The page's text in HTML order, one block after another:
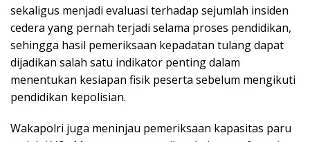
sekaligus menjadi evaluasi terhadap sejumlah insiden
cedera yang pernah terjadi selama proses pendidikan,
sehingga hasil pemeriksaan kepadatan tulang dapat
dijadikan salah satu indikator penting dalam
menentukan kesiapan fisik peserta sebelum mengikuti
pendidikan kepolisian.
Wakapolri juga meninjau pemeriksaan kapasitas paru